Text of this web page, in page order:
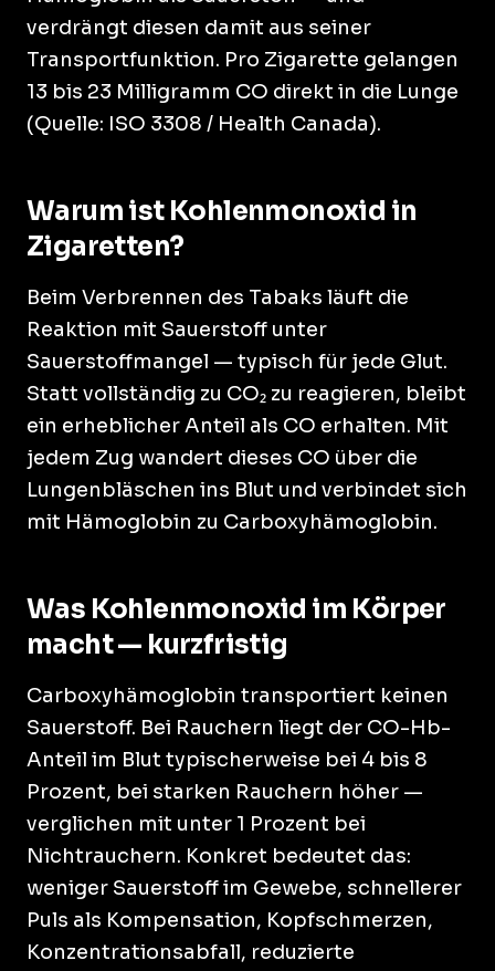
verdrängt diesen damit aus seiner
Transportfunktion. Pro Zigarette gelangen
13 bis 23 Milligramm CO direkt in die Lunge
(Quelle: ISO 3308 / Health Canada).
Warum ist Kohlenmonoxid in
Zigaretten?
Beim Verbrennen des Tabaks läuft die
Reaktion mit Sauerstoff unter
Sauerstoffmangel — typisch für jede Glut.
Statt vollständig zu CO₂ zu reagieren, bleibt
ein erheblicher Anteil als CO erhalten. Mit
jedem Zug wandert dieses CO über die
Lungenbläschen ins Blut und verbindet sich
mit Hämoglobin zu Carboxyhämoglobin.
Was Kohlenmonoxid im Körper
macht — kurzfristig
Carboxyhämoglobin transportiert keinen
Sauerstoff. Bei Rauchern liegt der CO-Hb-
Anteil im Blut typischerweise bei 4 bis 8
Prozent, bei starken Rauchern höher —
verglichen mit unter 1 Prozent bei
Nichtrauchern. Konkret bedeutet das:
weniger Sauerstoff im Gewebe, schnellerer
Puls als Kompensation, Kopfschmerzen,
Konzentrationsabfall, reduzierte